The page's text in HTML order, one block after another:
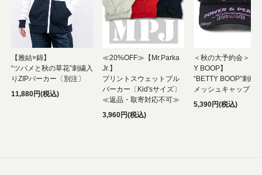
【雅結×錦】
“ツバメと秋の草花”刺繍入
りZIPパーカー〔別注〕
11,880円(税込)
≪20%OFF≫【Mr.Parka
Jr.】
プリントスウェットプル
パーカー〔Kid'sサイズ〕
≪返品・取寄対応不可≫
3,960円(税込)
＜秋の大予約会＞【
Y BOOP】
“BETTY BOOP”刺繍
メッシュキャップ
5,390円(税込)